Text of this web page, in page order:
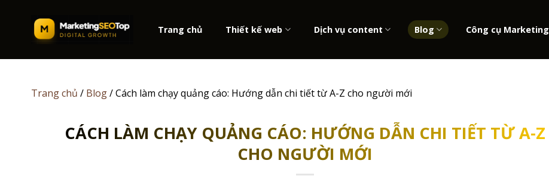
Trang chủ Thiết kế web Dịch vụ content Blog Công cụ Marketing
Trang chủ / Blog/Cách làm chạy quảng cáo: Hướng dẫn chi tiết từ A-Z cho người mới
CÁCH LÀM CHẠY QUẢNG CÁO: HƯỚNG DẪN CHI TIẾT TỪ A-Z
CHO NGƯỜI MỚI